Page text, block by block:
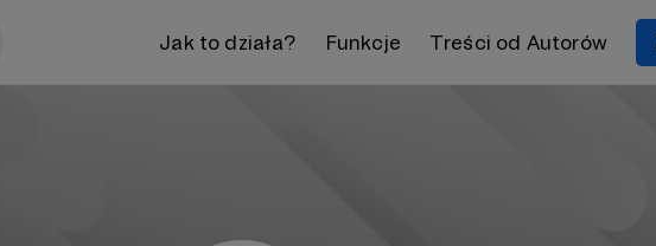
Jak to działa? Funkcje Treści od Autorów